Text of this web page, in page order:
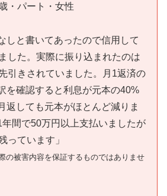
・パート・女性
しと書いてあったので信用して
した。実際に振り込まれたのは
引きされていました。月1返済の
を確認すると利息が元本の40%
返しても元本がほとんど減りま
間で50万円以上支払いましたが
っています」
の被害内容を保証するものではありませ